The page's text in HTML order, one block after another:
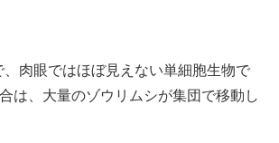
、肉眼ではほぼ見えない単細胞生物で
は、大量のゾウリムシが集団で移動し